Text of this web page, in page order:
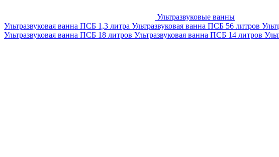
Ультразвуковые ванны
Ультразвуковая ванна ПСБ 1,3 литра Ультразвуковая ванна ПСБ 56 литров
Ультразвуковая ванна ПСБ 18 литров Ультразвуковая ванна ПСБ 14 литров